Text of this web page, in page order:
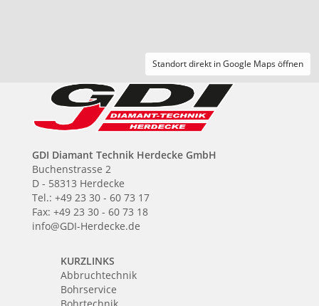
Standort direkt in Google Maps öffnen
GDI Diamant Technik Herdecke GmbH
Buchenstrasse 2
D - 58313 Herdecke
Tel.: +49 23 30 - 60 73 17
Fax: +49 23 30 - 60 73 18
info@GDI-Herdecke.de
KURZLINKS
Abbruchtechnik
Bohrservice
Bohrtechnik